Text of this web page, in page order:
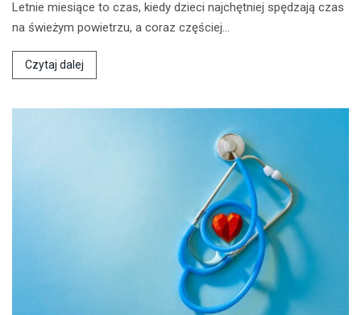
Letnie miesiące to czas, kiedy dzieci najchętniej spędzają czas
na świeżym powietrzu, a coraz częściej…
Czytaj dalej